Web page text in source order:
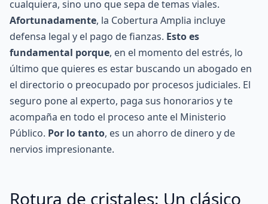
cualquiera, sino uno que sepa de temas viales.
Afortunadamente, la Cobertura Amplia incluye
defensa legal y el pago de fianzas. Esto es
fundamental porque, en el momento del estrés, lo
último que quieres es estar buscando un abogado en
el directorio o preocupado por procesos judiciales. El
seguro pone al experto, paga sus honorarios y te
acompaña en todo el proceso ante el Ministerio
Público. Por lo tanto, es un ahorro de dinero y de
nervios impresionante.
Rotura de cristales: Un clásico